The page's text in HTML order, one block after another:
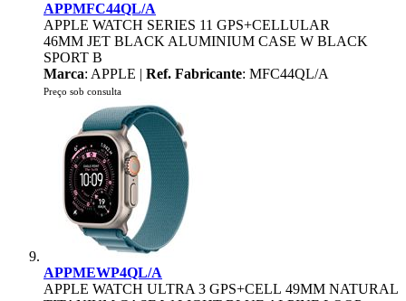
APPMFC44QL/A
APPLE WATCH SERIES 11 GPS+CELLULAR
46MM JET BLACK ALUMINIUM CASE W BLACK
SPORT B
Marca: APPLE | Ref. Fabricante: MFC44QL/A
Preço sob consulta
APPMEWP4QL/A
APPLE WATCH ULTRA 3 GPS+CELL 49MM NATURAL